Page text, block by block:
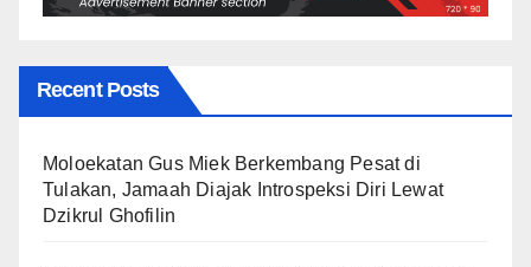
Recent Posts
Moloekatan Gus Miek Berkembang Pesat di
Tulakan, Jamaah Diajak Introspeksi Diri Lewat
Dzikrul Ghofilin